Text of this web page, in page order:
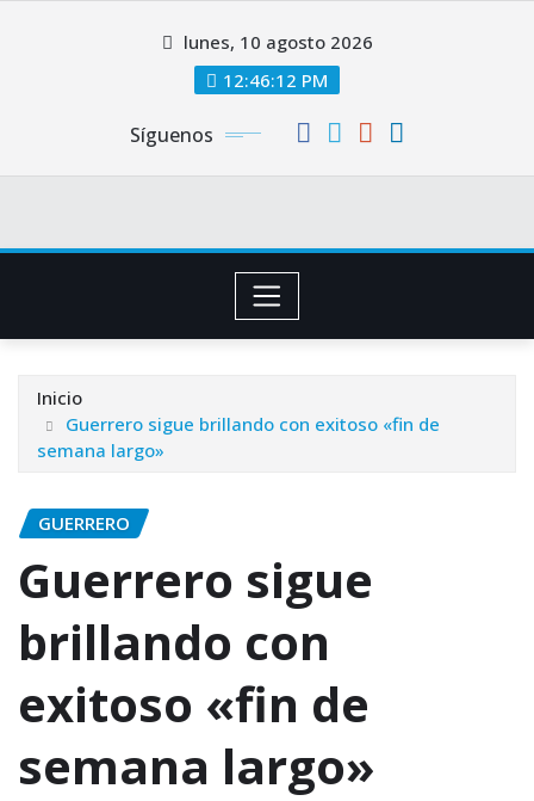
lunes, 10 agosto 2026
12:46:12 PM
Síguenos
Inicio
Guerrero sigue brillando con exitoso «fin de
semana largo»
GUERRERO
Guerrero sigue
brillando con
exitoso «fin de
semana largo»